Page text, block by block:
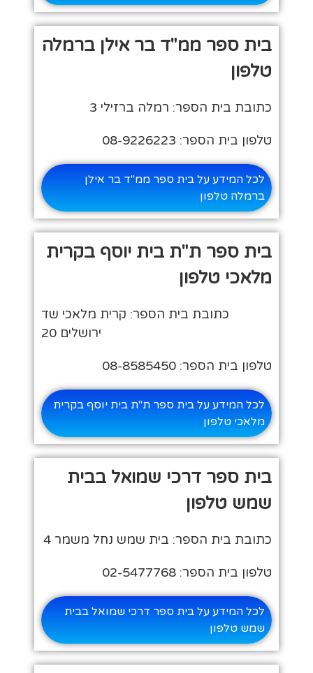
בית ספר ממ"ד בר אילן ברמלה
טלפון
כתובת בית הספר: רמלה ברזילי 3
טלפון בית הספר: 08-9226223
לכל המידע על בית ספר ממ"ד בר אילן
ברמלה טלפון
בית ספר ת"ת בית יוסף בקרית
מלאכי טלפון
כתובת בית הספר: קרית מלאכי שד
ירושלים 20
טלפון בית הספר: 08-8585450
לכל המידע על בית ספר ת"ת בית יוסף בקרית
מלאכי טלפון
בית ספר דרכי שמואל בבית
שמש טלפון
כתובת בית הספר: בית שמש נחל משמר 4
טלפון בית הספר: 02-5477768
לכל המידע על בית ספר דרכי שמואל בבית
שמש טלפון